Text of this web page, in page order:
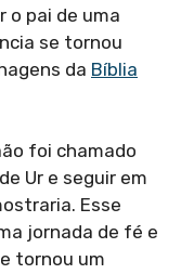
o pai de uma
se tornou
da Bíblia
foi chamado
Ur e seguir em
Esse
jornada de fé e
tornou um